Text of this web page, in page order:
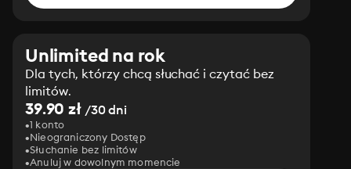
Unlimited na rok
Dla tych, którzy chcą słuchać i czytać bez
limitów.
39.90 zł/30 dni
1 konto
Nieograniczony Dostęp
Słuchanie bez limitów
Anuluj w dowolnym momencie